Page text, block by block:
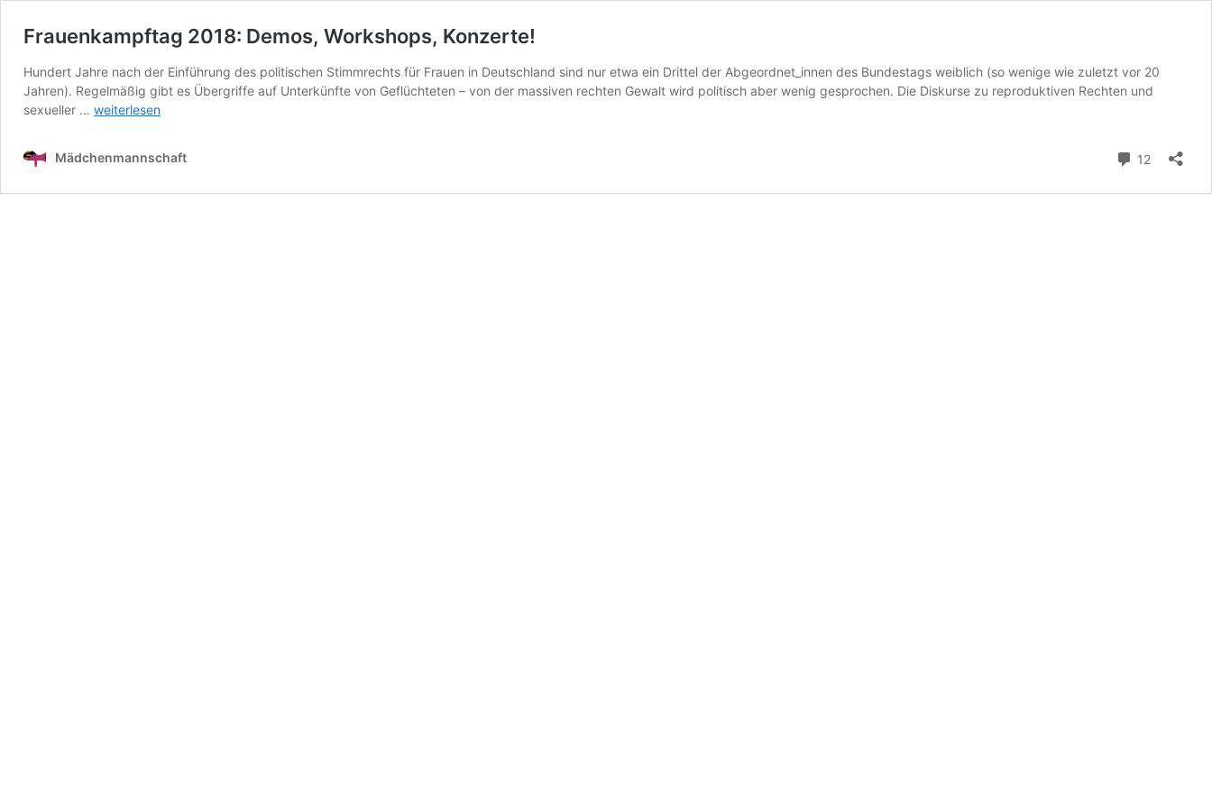
Frauenkampftag 2018: Demos, Workshops, Konzerte!
Hundert Jahre nach der Einführung des politischen Stimmrechts für Frauen in Deutschland sind nur etwa ein Drittel der Abgeordnet_innen des Bundestags weiblich (so wenige wie zuletzt vor 20
Jahren). Regelmäßig gibt es Übergriffe auf Unterkünfte von Geflüchteten – von der massiven rechten Gewalt wird politisch aber wenig gesprochen. Die Diskurse zu reproduktiven Rechten und
sexueller … Frauenkampftag
Workshops,
weiterlesen
Mädchenmannschaft 12